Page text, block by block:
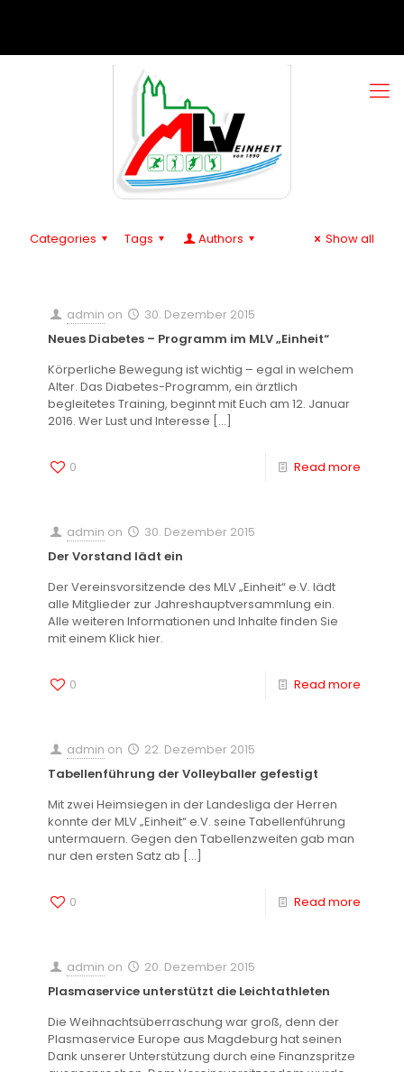
Categories Tags Authors Show all
admin on
30. Dezember 2015
Neues Diabetes – Programm im MLV „Einheit“
Körperliche Bewegung ist wichtig – egal in welchem
Alter. Das Diabetes-Programm, ein ärztlich
begleitetes Training, beginnt mit Euch am 12. Januar
2016. Wer Lust und Interesse […]
0 Read more
admin on
30. Dezember 2015
Der Vorstand lädt ein
Der Vereinsvorsitzende des MLV „Einheit“ e.V. lädt
alle Mitglieder zur Jahreshauptversammlung ein.
Alle weiteren Informationen und Inhalte finden Sie
mit einem Klick hier.
0 Read more
admin on
22. Dezember 2015
Tabellenführung der Volleyballer gefestigt
Mit zwei Heimsiegen in der Landesliga der Herren
konnte der MLV „Einheit“ e.V. seine Tabellenführung
untermauern. Gegen den Tabellenzweiten gab man
nur den ersten Satz ab […]
0 Read more
admin on
20. Dezember 2015
Plasmaservice unterstützt die Leichtathleten
Die Weihnachtsüberraschung war groß, denn der
Plasmaservice Europe aus Magdeburg hat seinen
Dank unserer Unterstützung durch eine Finanzspritze